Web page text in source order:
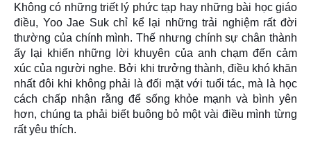
Không có những triết lý phức tạp hay những bài học giáo
điều, Yoo Jae Suk chỉ kể lại những trải nghiệm rất đời
thường của chính mình. Thế nhưng chính sự chân thành
ấy lại khiến những lời khuyên của anh chạm đến cảm
xúc của người nghe. Bởi khi trưởng thành, điều khó khăn
nhất đôi khi không phải là đối mặt với tuổi tác, mà là học
cách chấp nhận rằng để sống khỏe mạnh và bình yên
hơn, chúng ta phải biết buông bỏ một vài điều mình từng
rất yêu thích.